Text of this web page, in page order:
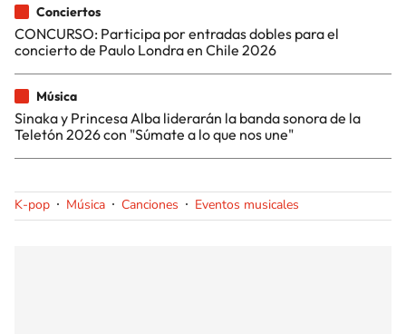
Conciertos
CONCURSO: Participa por entradas dobles para el
concierto de Paulo Londra en Chile 2026
Música
Sinaka y Princesa Alba liderarán la banda sonora de la
Teletón 2026 con "Súmate a lo que nos une"
K-pop Música Canciones Eventos musicales